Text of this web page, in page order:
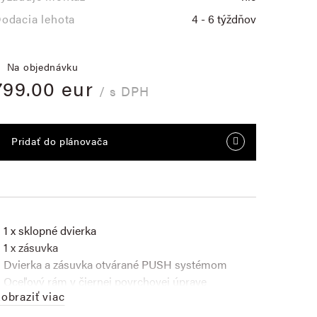
lehota
4 - 6 týždňov
Na objednávku
eur / s DPH
Pridať do plánovača
1 x sklopné dvierka
1 x zásuvka
Dvierka a zásuvka otvárané PUSH systémom
Oceľový rám v čiernej povrchovej úprave
Nastaviteľné nožičky
viac